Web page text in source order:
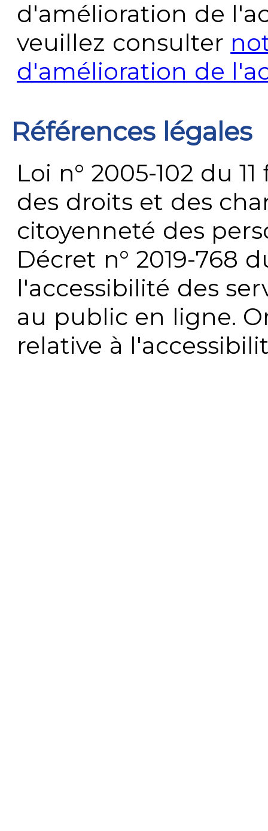
d'amélioration de
veuillez consulter
d'amélioration de
Références légales
Loi n° 2005-102 du
des droits et des
citoyenneté des
Décret n° 2019-768
l'accessibilité des
au public en ligne.
relative à